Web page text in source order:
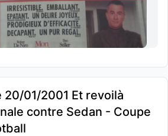
01/2001 Et revoilà
contre Sedan - Coupe